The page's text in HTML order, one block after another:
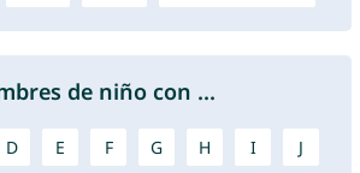
de niño con ...
D E F G H I J